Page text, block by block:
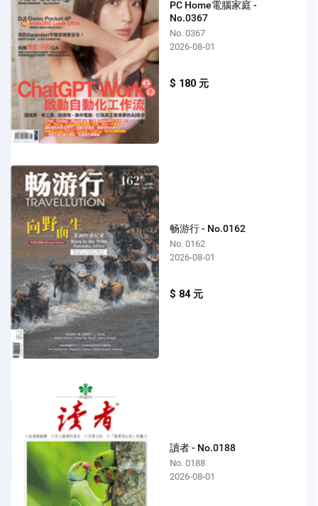
PC Home電腦家庭 -
No.0367
No. 0367
2026-08-01
$ 180 元
畅游行 - No.0162
No. 0162
2026-08-01
$ 84 元
讀者 - No.0188
No. 0188
2026-08-01